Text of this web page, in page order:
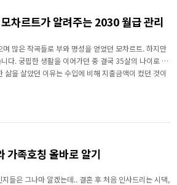
는 2030 월급 관리
많은 작곡들로 부와 명성을 얻었던 모차르트. 하지만
다. 궁핍한 생활을 이어가던 중 결국 35살의 나이로 단
삶을 살았던 이유는 수입에 비해 지출금액이 컸던 것이
알지 관리하고 쓸 줄은 몰랐기 때문이죠. 요즘 직장인들
재테크”를 외치며 미래를 대비하기 보다는 자신의
다고 합니다. 인생 말년에 고생했던 모차르트의 사례를
가족호칭 올바로 알기
들은 그나마 알겠는데.. 결혼 후 처음 인사드리는 시댁,